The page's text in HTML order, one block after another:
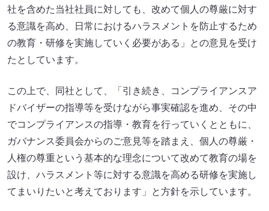
社を含めた当社社員に対しても、改めて個人の尊厳に対す
る意識を高め、日常におけるハラスメントを防止するため
の教育・研修を実施していく必要がある」との意見を受け
たとしています。
この上で、同社として、「引き続き、コンプライアンスア
ドバイザーの指導等を受けながら事実確認を進め、その中
でコンプライアンスの指導・教育を行っていくとともに、
ガバナンス委員会からのご意見等を踏まえ、個人の尊厳・
人権の尊重という基本的な理念について改めて教育の場を
設け、ハラスメント等に対する意識を高める研修を実施し
てまいりたいと考えております」と方針を示しています。